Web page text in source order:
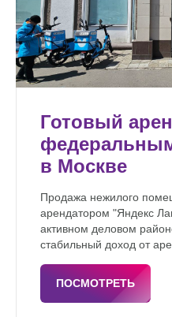
Готовый
в Москве
Продажа нежилого
арендатором "Яндекс